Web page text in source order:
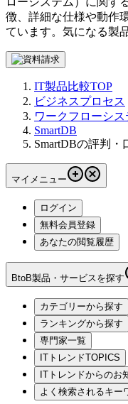
徴、詳細な仕様や動作
ています。気になる製
IT製品比較TOP
ビジネスプロセス
ワークフローシス
SmartDB
SmartDBの評判・
マイメニュー
ログイン
無料会員登録
あなたの閲覧履歴
BtoB製品・サービスを探す
カテゴリーから探す
ランキングから探す
専門家一覧
ITトレンドTOPICS
ITトレンドからのお
よく検索されるキー